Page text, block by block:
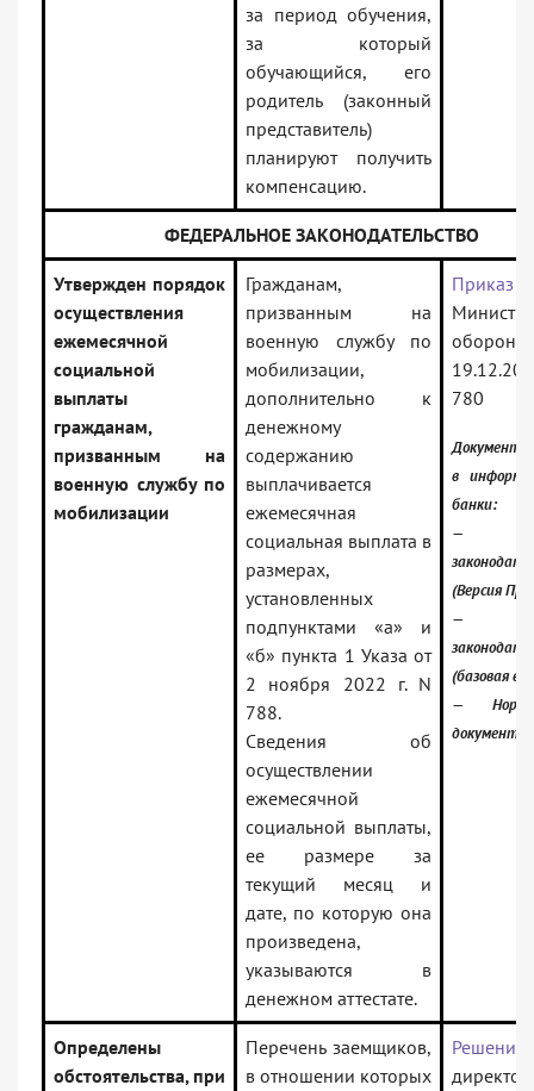
за период обучения,
за который
обучающийся, его
родитель (законный
представитель)
планируют получить
компенсацию.
ФЕДЕРАЛЬНОЕ ЗАКОНОДАТЕЛЬСТВО
Утвержден порядок
осуществления
ежемесячной
социальной
выплаты
гражданам,
призванным на
военную службу по
мобилизации
Гражданам,
призванным на
военную службу по
мобилизации,
дополнительно к
денежному
содержанию
выплачивается
ежемесячная
социальная выплата в
размерах,
установленных
подпунктами «а» и
«б» пункта 1 Указа от
2 ноября 2022 г. N
788.
Сведения об
осуществлении
ежемесячной
социальной выплаты,
ее размере за
текущий месяц и
дате, по которую она
произведена,
указываются в
денежном аттестате.
Приказ
Министра
780
Документ
в
банки:
—
(Версия
—
(базовая
—
документы
Определены
обстоятельства, при
Перечень заемщиков,
в отношении которых
Решение